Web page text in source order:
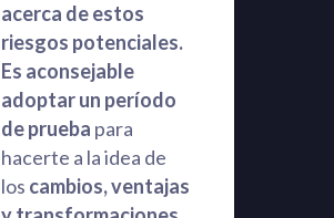
acerca de estos
riesgos potenciales.
Es aconsejable
adoptar un período
de prueba para
hacerte a la idea de
los cambios, ventajas